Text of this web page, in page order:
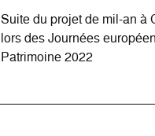
Suite du projet de mil-an à
lors des Journées
Patrimoine 2022